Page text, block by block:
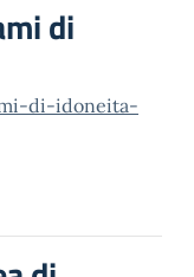
di
di-idoneita-